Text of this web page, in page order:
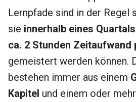
r
d
i
erstellen
Lernpfade sind in der Regel
sie innerhalb eines Quartals
ca. 2 Stunden Zeitaufwand
gemeistert werden können.
bestehen immer aus einem
Kapitel und einem oder